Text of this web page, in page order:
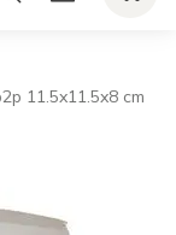
11.5x11.5x8 cm